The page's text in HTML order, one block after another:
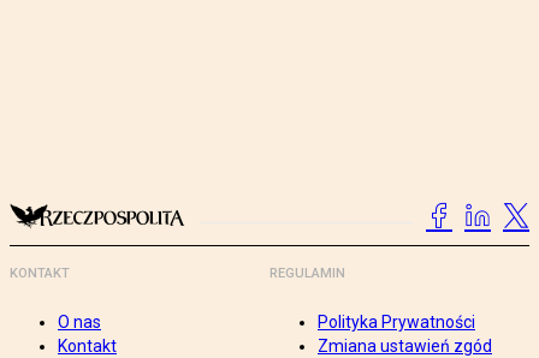
KONTAKT
O nas
Kontakt
REGULAMIN
Polityka Prywatności
Zmiana ustawień zgód